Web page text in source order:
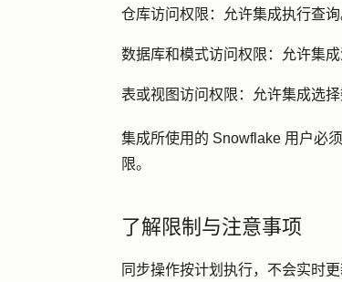
仓库访问权限 ：允许集成执行查询
数据库和模式访问权限 ：允许集
表或视图访问权限 ：允许集成选择
集成所使用的 Snowflake 用户必
限。
了解限制与注意事项
同步操作按计划执行，不会实时更